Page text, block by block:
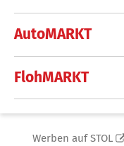
AutoMARKT
FlohMARKT
Werben auf STOL